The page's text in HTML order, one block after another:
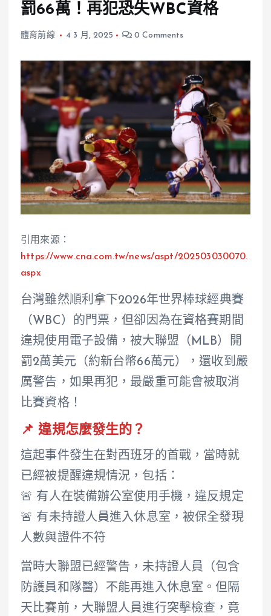
罰66萬！再犯恐失WBC資格
體育前線 4 3 月, 2025 0 Comments
引用來源：
https://www.cna.com.tw/news/aspt/202503030070.
aspx
台灣雖然順利拿下2026年世界棒球經典賽
（WBC）的門票，但卻因為在資格賽期間
違規使用電子設備，被大聯盟（MLB）開
罰2萬美元（約新台幣66萬元），還收到嚴
厲警告，如果再犯，最嚴重可能會被取消
比賽資格！
📌 違規怎麼發生的？
這起事件發生在對西班牙的首戰，當時就
已經被提醒違規情況，包括：
🚨 有人在裝備辦公室使用手機，違反規定
🚨 有未持證人員進入休息室，被保全發現
人數與證件不符
當時大聯盟已經警告，未持證人員（包含
防護員和隊醫）不能再進入休息室。但隔
天比賽前，大聯盟人員進行突擊檢查，竟